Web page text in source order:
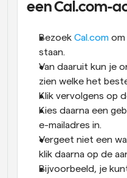
een Cal.com-
Bezoek Cal.com om
staan.
Van daaruit kun je
zien welke het
Klik vervolgens op
Kies daarna een
e-mailadres in.
Vergeet niet een
klik daarna op de
Bijvoorbeeld, je